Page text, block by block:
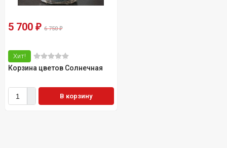
5 700 ₽ 6 750₽
Хит!
Корзина цветов Солнечная
В корзину